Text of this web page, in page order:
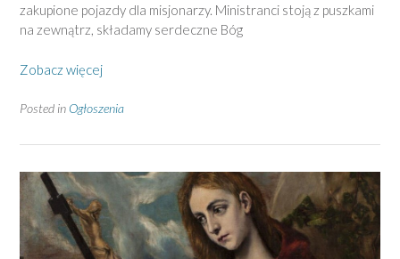
zakupione pojazdy dla misjonarzy. Ministranci stoją z puszkami
na zewnątrz, składamy serdeczne Bóg
Zobacz więcej
Posted in Ogłoszenia